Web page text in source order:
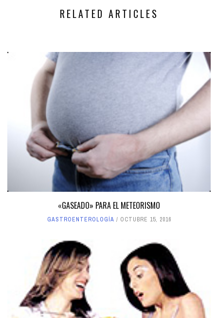
RELATED ARTICLES
«GASEADO» PARA EL METEORISMO
GASTROENTEROLOGÍA OCTUBRE 15, 2016